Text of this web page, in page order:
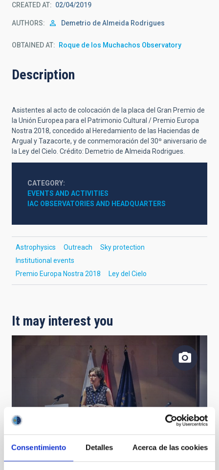
Consentimiento Detalles Acerca de las cookies
CREATED AT 02/04/2019
AUTHORS Demetrio de Almeida Rodrigues
OBTAINED AT Roque de los Muchachos Observatory
Description
Asistentes al acto de colocación de la placa del Gran Premio de
la Unión Europea para el Patrimonio Cultural / Premio Europa
Nostra 2018, concedido al Heredamiento de las Haciendas de
Argual y Tazacorte, y de conmemoración del 30º aniversario de
la Ley del Cielo. Crédito: Demetrio de Almeida Rodrigues.
CATEGORY
EVENTS AND ACTIVITIES
IAC OBSERVATORIES AND HEADQUARTERS
Astrophysics Outreach
Sky protection
Institutional events
Premio Europa Nostra 2018
Ley del Cielo
It may interest you
Julia de León, researcher at the IAC.